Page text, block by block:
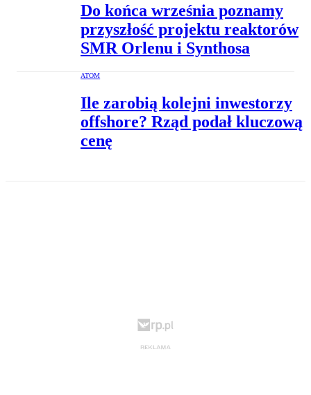
Do końca września poznamy
przyszłość projektu reaktorów
SMR Orlenu i Synthosa
ATOM
Ile zarobią kolejni inwestorzy
offshore? Rząd podał kluczową
cenę